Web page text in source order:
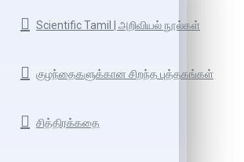
Scientific Tamil | அறிவியல் நூல்கள்
குழந்தைகளுக்கான சிறந்த புத்தகங்கள்
சித்திரக்கதை